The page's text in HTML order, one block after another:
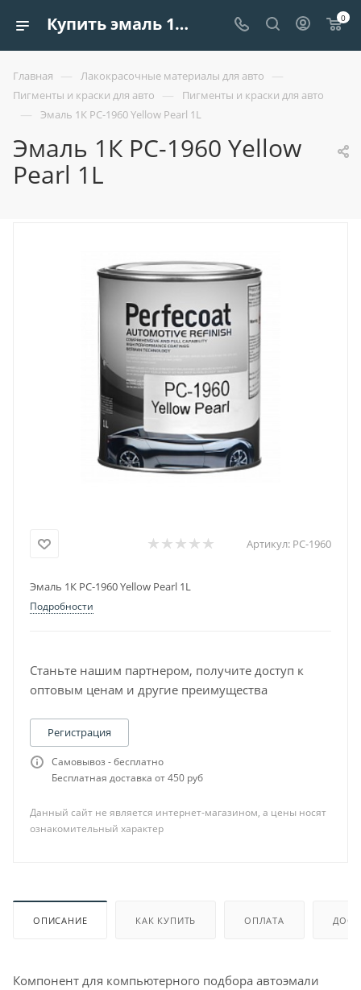
Купить эмаль 1к pc-1960 yellow pearl 1l| Европроект Tрейдинг 0
Главная — Лакокрасочные материалы для авто —
Пигменты и краски для авто — Пигменты и краски для авто
— Эмаль 1К PC-1960 Yellow Pearl 1L
Эмаль 1К PC-1960 Yellow
Pearl 1L
Артикул: PC-1960
Эмаль 1К PC-1960 Yellow Pearl 1L
Подробности
Станьте нашим партнером, получите доступ к
оптовым ценам и другие преимущества
Регистрация
Самовывоз - бесплатно
Бесплатная доставка от 450 руб
Данный сайт не является интернет-магазином, а цены носят
ознакомительный характер
ОПИСАНИЕ КАК КУПИТЬ ОПЛАТА
Компонент для компьютерного подбора автоэмали